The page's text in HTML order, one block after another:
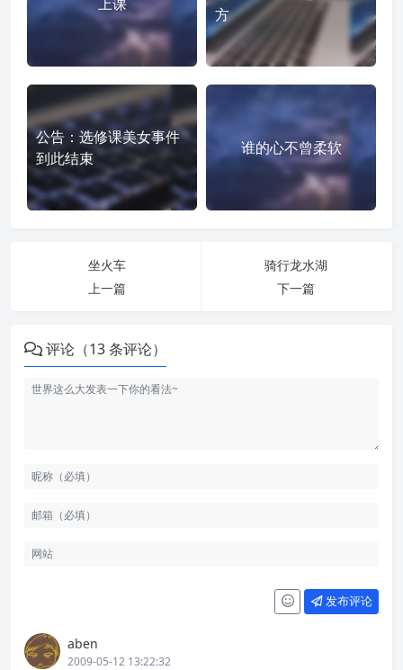
方
公告：选修课美女事件
到此结束
谁的心不曾柔软
坐火车
上一篇
骑行龙水湖
下一篇
评论（13 条评论）
发布评论
aben
2009-05-12 13:22:32